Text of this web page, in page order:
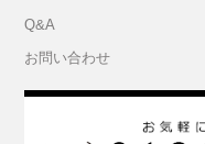
Q&A
お問い合わせ